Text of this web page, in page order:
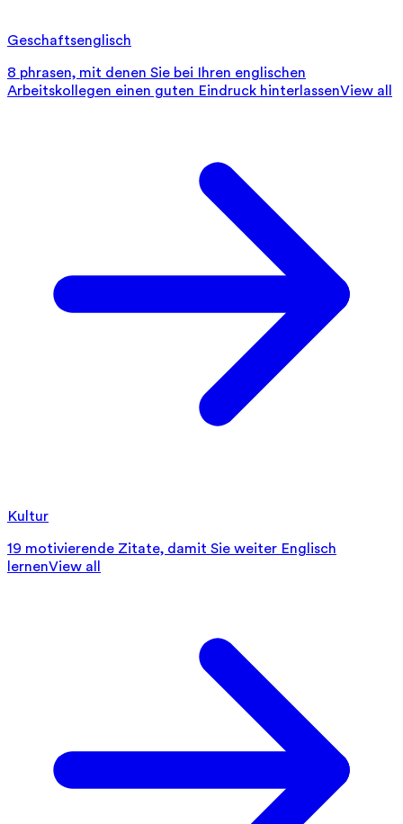
Geschaftsenglisch
8 phrasen, mit denen Sie bei Ihren englischen
Arbeitskollegen einen guten Eindruck hinterlassenView all
Kultur
19 motivierende Zitate, damit Sie weiter Englisch
lernenView all